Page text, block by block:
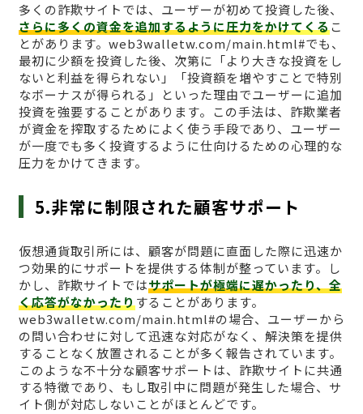
多くの詐欺サイトでは、ユーザーが初めて投資した後、
さらに多くの資金を追加するように圧力をかけてくるこ
とがあります。web3walletw.com/main.html#でも、
最初に少額を投資した後、次第に「より大きな投資をし
ないと利益を得られない」「投資額を増やすことで特別
なボーナスが得られる」といった理由でユーザーに追加
投資を強要することがあります。この手法は、詐欺業者
が資金を搾取するためによく使う手段であり、ユーザー
が一度でも多く投資するように仕向けるための心理的な
圧力をかけてきます。
5.非常に制限された顧客サポート
仮想通貨取引所には、顧客が問題に直面した際に迅速か
つ効果的にサポートを提供する体制が整っています。し
かし、詐欺サイトではサポートが極端に遅かったり、全
く応答がなかったりすることがあります。
web3walletw.com/main.html#の場合、ユーザーから
の問い合わせに対して迅速な対応がなく、解決策を提供
することなく放置されることが多く報告されています。
このような不十分な顧客サポートは、詐欺サイトに共通
する特徴であり、もし取引中に問題が発生した場合、サ
イト側が対応しないことがほとんどです。